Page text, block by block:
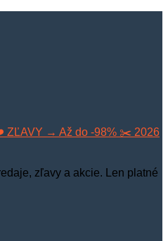
zľavy a akcie. Len platné